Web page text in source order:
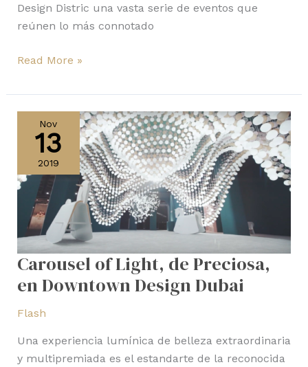
Design Distric una vasta serie de eventos que
reúnen lo más connotado
Read More »
Nov
13
2019
Carousel of Light, de Preciosa,
en Downtown Design Dubai
Flash
Una experiencia lumínica de belleza extraordinaria
y multipremiada es el estandarte de la reconocida
Light,
Preciosa,
en
Downtown
Design
Dubai